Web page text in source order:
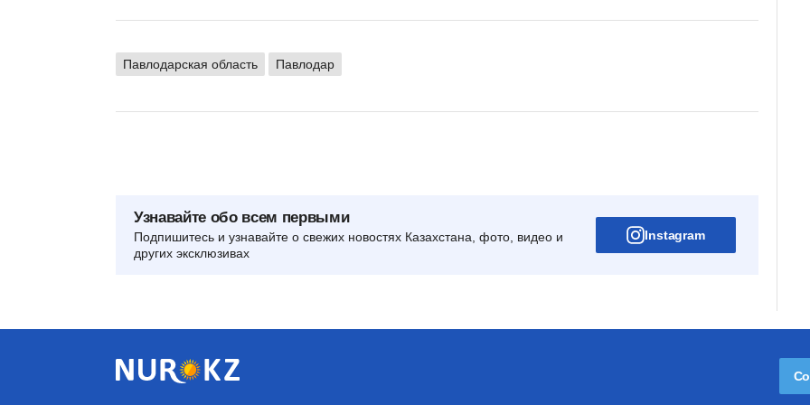
Павлодарская область Павлодар
Узнавайте обо всем первыми
Подпишитесь и узнавайте о свежих новостях Казахстана, фото, видео и
других эксклюзивах
Instagram